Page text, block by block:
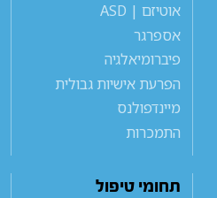
אוטיזם | ASD
אספרגר
פיברומיאלגיה
הפרעת אישיות גבולית
מיינדפולנס
התמכרות
תחומי טיפול